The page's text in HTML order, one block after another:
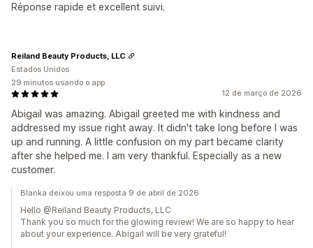
Réponse rapide et excellent suivi.
12 de março de 2026
Abigail was amazing. Abigail greeted me with kindness and
addressed my issue right away. It didn't take long before I was
up and running. A little confusion on my part became clarity
after she helped me. I am very thankful. Especially as a new
customer.
Reiland Beauty Products, LLC
Estados Unidos
29 minutos usando o app
Blanka deixou uma resposta 9 de abril de 2026
Hello @Reiland Beauty Products, LLC
Thank you so much for the glowing review! We are so happy to hear
about your experience. Abigail will be very grateful!